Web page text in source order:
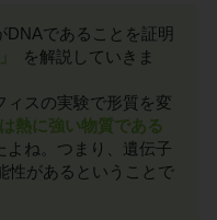
であることを証明
を解説していきま
ィスの実験で形質を変
熱に強い物質である
よね。つまり、遺伝子
性があるということで